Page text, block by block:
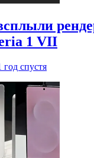
1 VII
год спустя